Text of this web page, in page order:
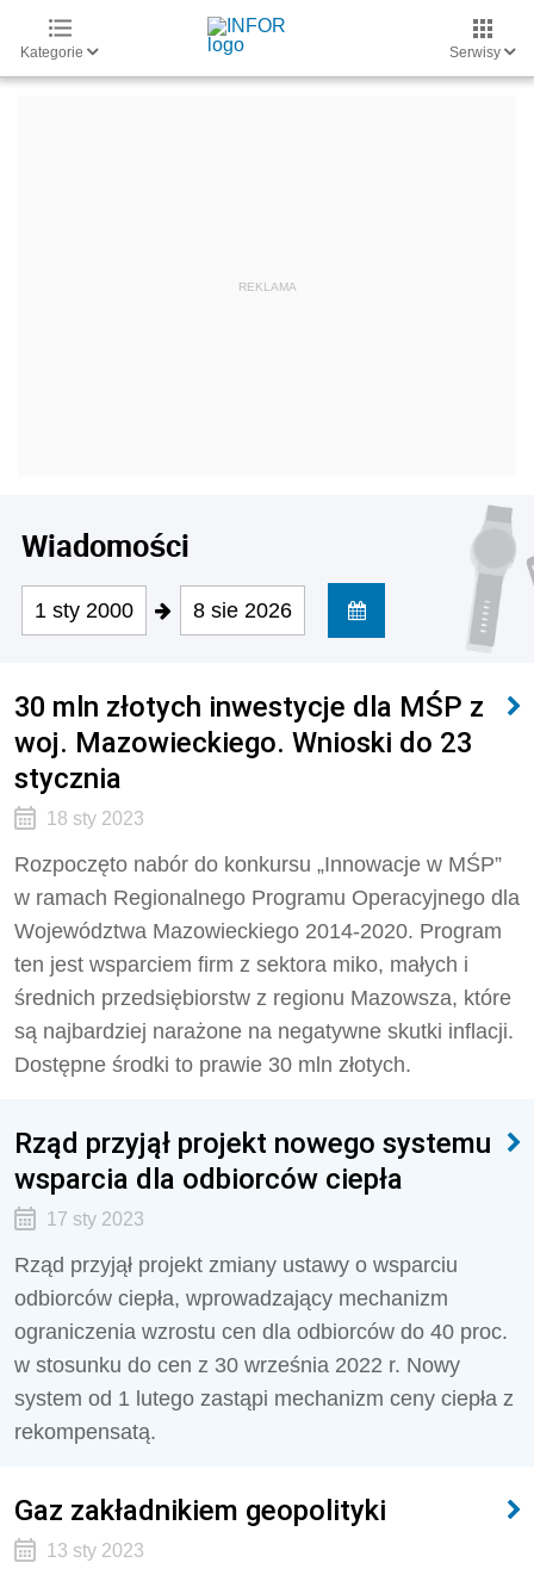
Kategorie Serwisy
Wiadomości
1 sty 2000 8 sie 2026
30 mln złotych inwestycje dla MŚP z
woj. Mazowieckiego. Wnioski do 23
stycznia
18 sty 2023
Rozpoczęto nabór do konkursu „Innowacje w MŚP”
w ramach Regionalnego Programu Operacyjnego dla
Województwa Mazowieckiego 2014-2020. Program
ten jest wsparciem firm z sektora miko, małych i
średnich przedsiębiorstw z regionu Mazowsza, które
są najbardziej narażone na negatywne skutki inflacji.
Dostępne środki to prawie 30 mln złotych.
Rząd przyjął projekt nowego systemu
wsparcia dla odbiorców ciepła
17 sty 2023
Rząd przyjął projekt zmiany ustawy o wsparciu
odbiorców ciepła, wprowadzający mechanizm
ograniczenia wzrostu cen dla odbiorców do 40 proc.
w stosunku do cen z 30 września 2022 r. Nowy
system od 1 lutego zastąpi mechanizm ceny ciepła z
rekompensatą.
Gaz zakładnikiem geopolityki
13 sty 2023